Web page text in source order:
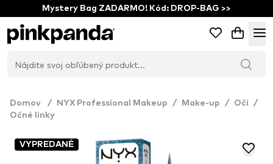
Mystery Bag ZADARMO! Kód: DROP-BAG >>
Domov / NYX Professional Makeup / Make-up / Oči
/
Očné linky
VYPREDANÉ